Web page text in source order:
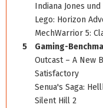
Indiana Jones
Lego: Horizon
MechWarrior 5:
5
Gaming-
Outcast – A New
Satisfactory
Senua's Saga:
Silent Hill 2